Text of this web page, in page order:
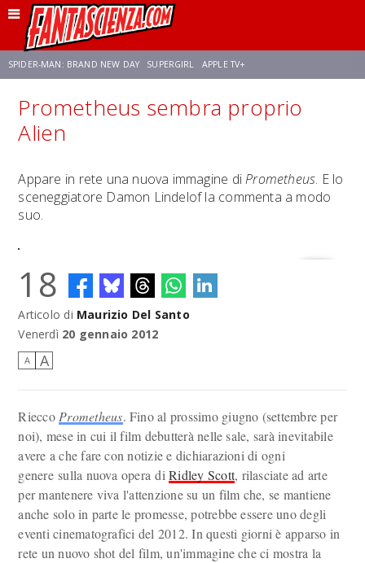
SPIDER-MAN: BRAND NEW DAY SUPERGIRL APPLE TV+
FRANCO RICCIARDIELLO ZENDAYA STAR TREK AVENGERS: DOOMSDAY
Prometheus sembra proprio
Alien
Appare in rete una nuova immagine diPrometheus. E lo
sceneggiatore Damon Lindelof la commenta a modo
suo.
18
Articolo di Maurizio Del Santo
Venerdì 20 gennaio 2012
A A
Riecco Prometheus. Fino al prossimo giugno (settembre per
noi), mese in cui il film debutterà nelle sale, sarà inevitabile
avere a che fare con notizie e dichiarazioni di ogni
genere sulla nuova opera diRidley Scott, rilasciate ad arte
per mantenere viva l'attenzione su un film che, se mantiene
anche solo in parte le promesse, potrebbe essere uno degli
eventi cinematografici del 2012. In questi giorni è apparso in
rete un nuovo shot del film, un'immagine che ci mostra la